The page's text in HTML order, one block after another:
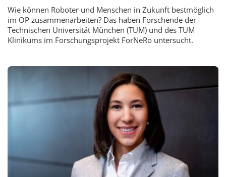
Wie können Roboter und Menschen in Zukunft bestmöglich
im OP zusammenarbeiten? Das haben Forschende der
Technischen Universität München (TUM) und des TUM
Klinikums im Forschungsprojekt ForNeRo untersucht.